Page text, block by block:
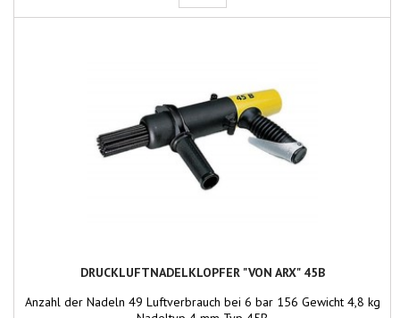
DRUCKLUFTNADELKLOPFER "VON ARX" 45B
Anzahl der Nadeln 49 Luftverbrauch bei 6 bar 156 Gewicht 4,8 kg